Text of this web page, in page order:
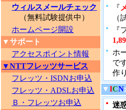
ウィルスメールチェック
（無料試験提供中）
ホームページ開設
▼サポート
アクセスポイント情報
▼NTTフレッツサービス
フレッツ・ISDNお申込
フレッツ・ADSLお申込
Ｂ・フレッツお申込
● 『
（
●
『
●
ホ
で
作
▼ICN
●
迷